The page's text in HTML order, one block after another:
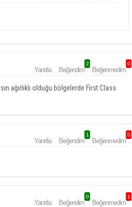
Yanıtla Beğendim
2
Beğenmedim
0
ağırlıklı olduğu bölgelerde First Class
Yanıtla Beğendim
1
Beğenmedim
0
Yanıtla Beğendim
0
Beğenmedim
1